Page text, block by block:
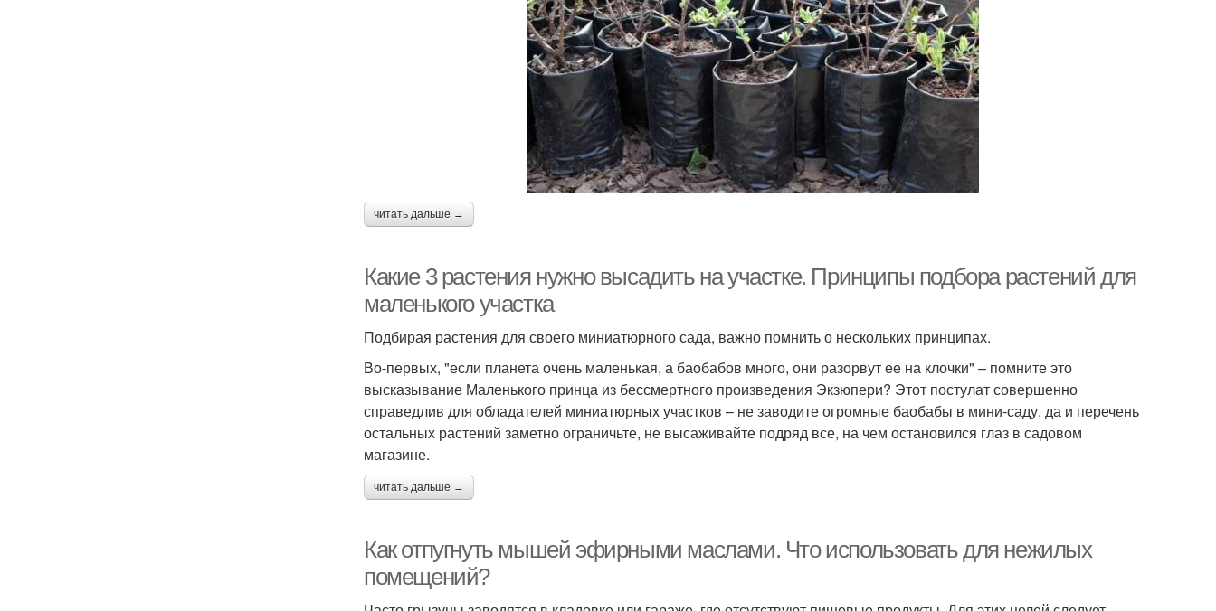
читать дальше →
Какие 3 растения нужно высадить на участке. Принципы подбора растений для
маленького участка
Подбирая растения для своего миниатюрного сада, важно помнить о нескольких принципах.
Во-первых, "если планета очень маленькая, а баобабов много, они разорвут ее на клочки" – помните это
высказывание Маленького принца из бессмертного произведения Экзюпери? Этот постулат совершенно
справедлив для обладателей миниатюрных участков – не заводите огромные баобабы в мини-саду, да и перечень
остальных растений заметно ограничьте, не высаживайте подряд все, на чем остановился глаз в садовом
магазине.
читать дальше →
Как отпугнуть мышей эфирными маслами. Что использовать для нежилых
помещений?